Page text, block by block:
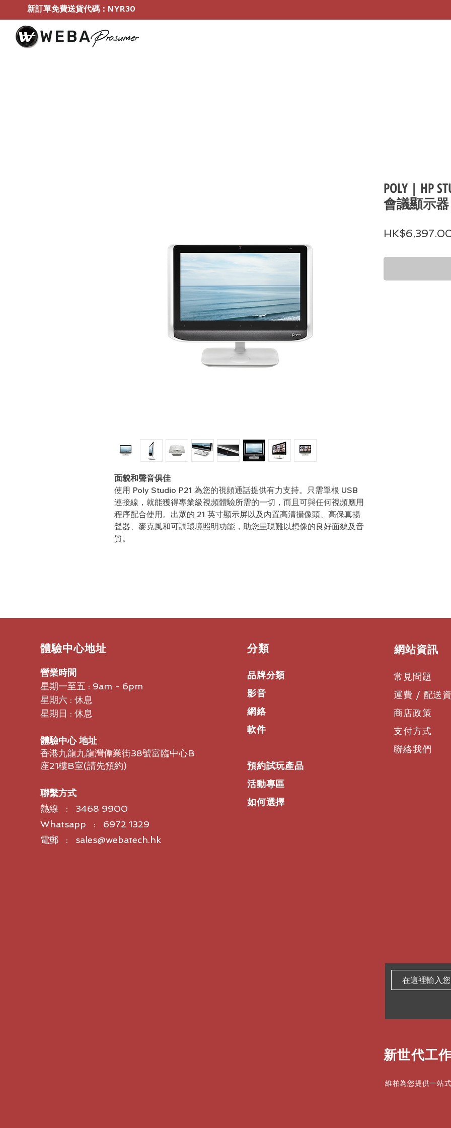
新訂單免費送貨代碼：NYR30
面貌和聲音俱佳
使用 Poly Studio P21 為您的視頻通話提供有力支持。只需單根 USB
連接線，就能獲得專業級視頻體驗所需的一切，而且可與任何視頻應用
程序配合使用。出眾的 21 英寸顯示屏以及內置高清攝像頭、高保真揚
聲器、麥克風和可調環境照明功能，助您呈現難以想像的良好面貌及音
質。
POLY | HP
會議顯示器
​體驗中心地址
營業時間
星期一至五 : 9am - 6pm
星期六 : 休息
星期日 : 休息
體驗中心 地址
香港九龍九龍灣偉業街38號富臨中心B
座21樓B室​(請先預約)
聯繫方式
熱線 : 3468 9900
Whatsapp : 6972 1329
電郵 : sales@webatech.hk
​分類
品牌分類
影音
網絡
軟件
預約試玩產品
活動專區
如何選擇
​網站資訊
常見問題
運費 / 配送
商店政策
支付方式
聯絡我們
新世代工
維柏為您提供一站